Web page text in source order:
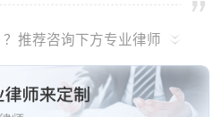
？推荐咨询下方专业律师